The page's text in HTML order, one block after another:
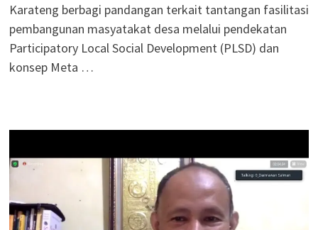
Karateng berbagi pandangan terkait tantangan fasilitasi
pembangunan masyatakat desa melalui pendekatan
Participatory Local Social Development (PLSD) dan
konsep Meta …